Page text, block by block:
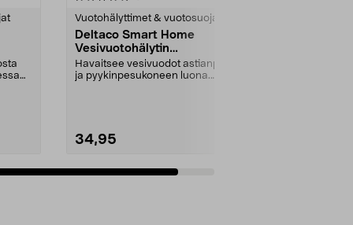
Vuotohälyttimet & vuotosuojat
Deltaco Smart Home
Vesivuotohälytin
sovelluksella, 4 anturia
Havaitsee vesivuodot astianpesu-
ja pyykinpesukoneen luona.
34,95